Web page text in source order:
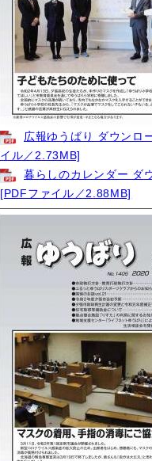
広報ゆうばり ダウンロ
イル／2.73MB]
暮らしのカレンダー ダ
[PDFファイル／2.88MB]